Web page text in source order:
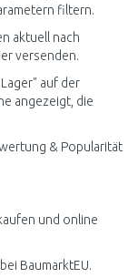
filtern.
aktuell nach
versenden.
auf der
angezeigt, die
& Popularität
und online
BaumarktEU.